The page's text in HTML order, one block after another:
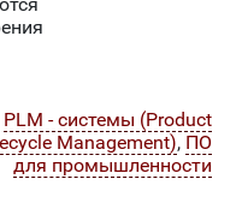
PLM - системы (Product
Management), ПО
для промышленности